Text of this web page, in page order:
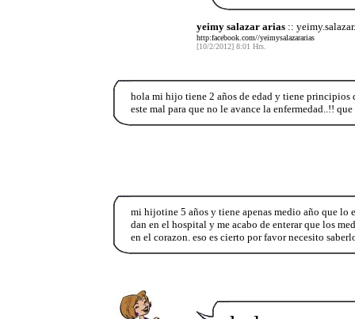
yeimy salazar arias::
http:facebook.com//yeimysalazararias
[10/2/2012] 8:01 Hrs.
hola mi hijo tiene 2 años de edad y tiene principios
este mal para que no le avance la enfermedad..!!
mi hijotine 5 años y tiene apenas medio año que lo
dan en el hospital y me acabo de enterar que los
en el corazon. eso es cierto por favor necesito